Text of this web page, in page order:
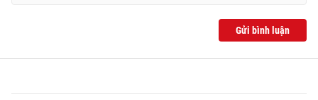
Gửi bình luận